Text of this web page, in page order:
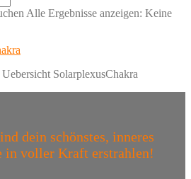
Alle Ergebnisse anzeigen: Keine
SolarplexusChakra
dein schönstes, inneres
in voller Kraft erstrahlen!